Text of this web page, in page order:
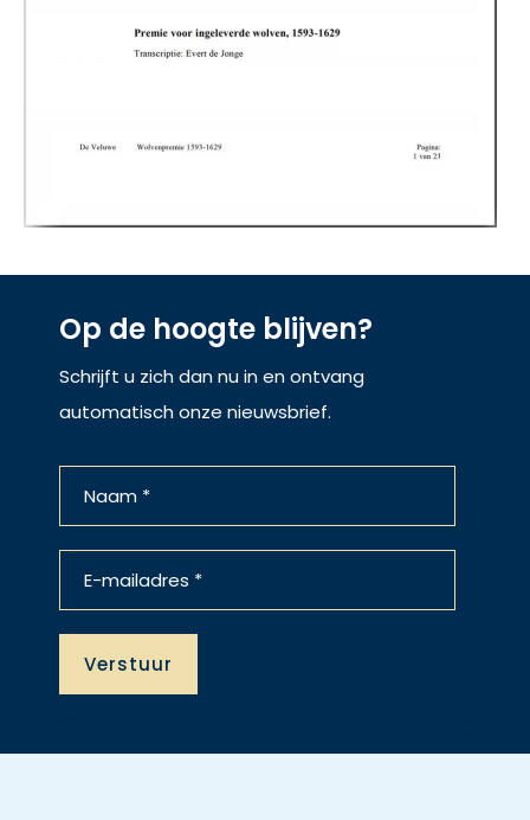
Op de hoogte blijven?
Schrijft u zich dan nu in en ontvang
automatisch onze nieuwsbrief.